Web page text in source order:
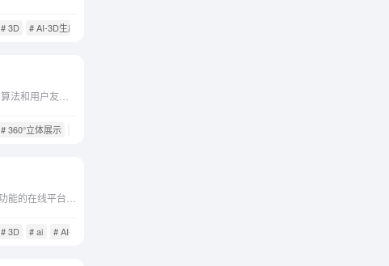
# 3D # AI-3D生成
# 360°立体展示
# 3D # ai # AI-3D生成